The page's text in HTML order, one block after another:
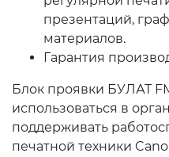
презентаций,
материалов.
Гарантия
Блок проявки БУЛАТ
использоваться в
поддерживать
печатной техники